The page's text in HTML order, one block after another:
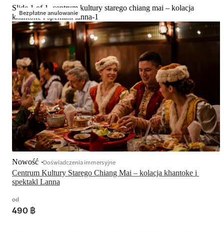
Bezpłatne anulowanie
Slide 1 of 1, centrum kultury starego chiang mai – kolacja
khantoke i spektakl lanna-1
Centrum Kultury Starego Chiang Mai – kolacja khantoke i
spektakl Lanna
Nowość Doświadczenia immersyjne
od
490 ฿